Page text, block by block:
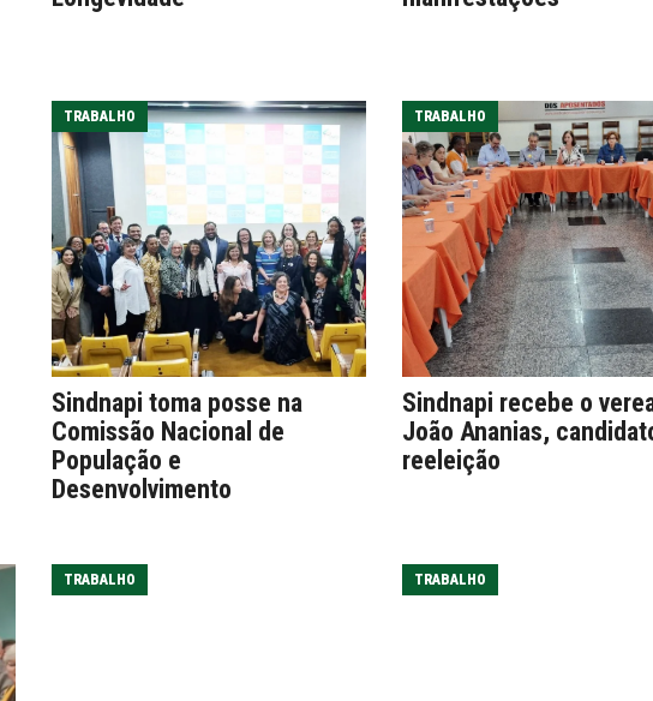
TRABALHO
Sindnapi toma posse na
Comissão Nacional de
População e
Desenvolvimento
TRABALHO
Sindnapi recebe o
João Ananias,
reeleição
TRABALHO TRABALHO